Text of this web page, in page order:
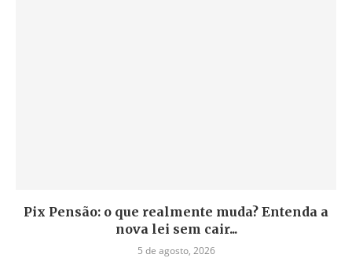
Pix Pensão: o que realmente muda? Entenda a
nova lei sem cair...
5 de agosto, 2026